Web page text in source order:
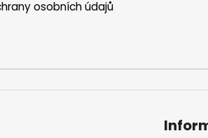
osobních údajů